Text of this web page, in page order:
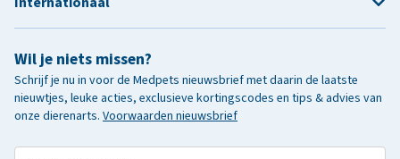
Wil je niets missen?
Schrijf je nu in voor de Medpets nieuwsbrief met daarin de laatste
nieuwtjes, leuke acties, exclusieve kortingscodes en tips & advies van
onze dierenarts. Voorwaarden nieuwsbrief